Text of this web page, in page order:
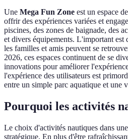
Une Mega Fun Zone est un espace
offrir des expériences variées et
piscines, des zones de baignade, des
et divers équipements. L'important est
les familles et amis peuvent se
2026, ces espaces continuent de se
innovations pour améliorer
l'expérience des utilisateurs est
entre un simple parc aquatique et une
Pourquoi les activités
Le choix d'activités nautiques dans
stratégique. En plus d'être